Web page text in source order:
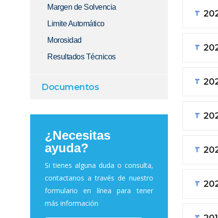
Margen de Solvencia
Limite Automático
Morosidad
Resultados Técnicos
Documentos
¿Necesitas
ayuda?
Si tienes alguna duda o consulta,
contactanos a través de nuestro
formulario en línea para tener
más información